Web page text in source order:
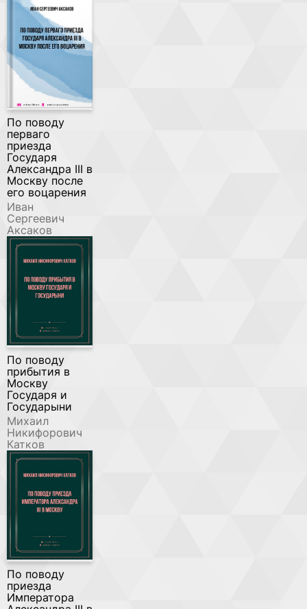
По поводу
перваго
приезда
Государя
Александра III в
Москву после
его воцарения
Иван
Сергеевич
Аксаков
По поводу
прибытия в
Москву
Государя и
Государыни
Михаил
Никифорович
Катков
По поводу
приезда
Императора